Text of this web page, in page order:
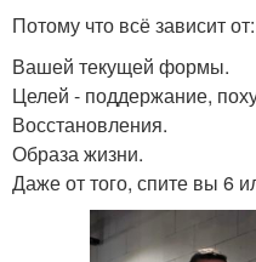
Потому что всё зависит от:
Вашей текущей формы.
Целей - поддержание,
Восстановления.
Образа жизни.
Даже от того, спите вы 6